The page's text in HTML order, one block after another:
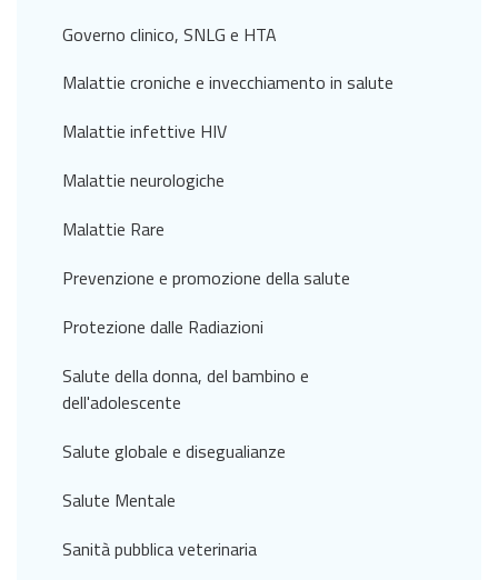
Governo clinico, SNLG e HTA
Malattie croniche e invecchiamento in salute
Malattie infettive HIV
Malattie neurologiche
Malattie Rare
Prevenzione e promozione della salute
Protezione dalle Radiazioni
Salute della donna, del bambino e
dell'adolescente
Salute globale e disegualianze
Salute Mentale
Sanità pubblica veterinaria